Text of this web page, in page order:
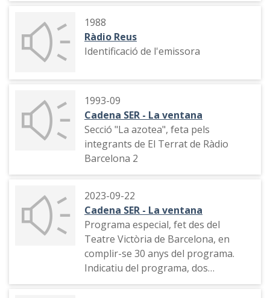
1988
Ràdio Reus
Identificació de l'emissora
1993-09
Cadena SER - La ventana
Secció "La azotea", feta pels
integrants de El Terrat de Ràdio
Barcelona 2
2023-09-22
Cadena SER - La ventana
Programa especial, fet des del
Teatre Victòria de Barcelona, en
complir-se 30 anys del programa.
Indicatiu del programa, dos
fragments històrics del programa,